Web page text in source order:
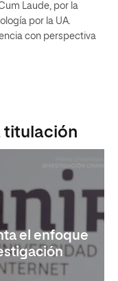
Laude, por la
por la UA.
con perspectiva
titulación
el enfoque